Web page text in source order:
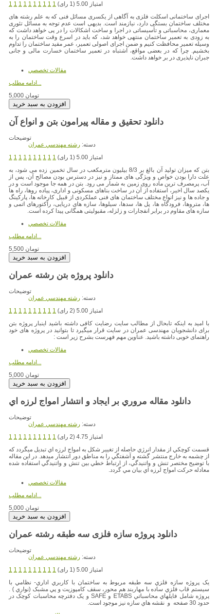
1 1 1 1 1 1 1 1 1 1
امتیاز 5.00 (1 رای)
اجرای ساختمانی اسکلت فلزی به آگاهی از یکسری مسائل فنی که به علم رشته های
مختلف ساختمان بستگی دارد، نیازمند است. بدیهی است عدم توجه به مسائل تئوری
معماری، محاسباتی و تأسیساتی در اجرا و ساخت اشکالات را در پی خواهد داشت که
به زودی به تعمیر ساختمان منتهی خواهد شد، که باید در اسرع وقت ساختمان را به
وسیله تعمیر محافظت کنیم و ضمن اجرای اصولی تعمیر، عمر مفید ساختمان را تداوم
بخشیم. چرا که در بعضی مواقع، اشتباه در تعمیر ساختمان خسارت مالی و جانی
جبران ناپذیری در بر خواهد داشت.
مقالات تخصصي
ادامه مطلب...
5,000 تومان
دانلود تحقیق و مقاله پیرامون بتن و انواع آن
توضیحات
دسته: رشته مهندسي عمران
1 1 1 1 1 1 1 1 1 1
امتیاز 5.00 (1 رای)
بتن که میزان تولید آن بالغ بر 8/3 بیلیون مترمکعب در سال تخمین زده می شود، به
علت دارا بودن خواص و ویژگی های ممتاز و نیز در دسترس بودن مصالح آن، پس از
آب، پرمصرف ترین ماده روی زمین به شمار می رود. بتن در همه جا موجود است و در
یکصد سال اخیر، استفاده از آن در ساخت بناهای مسکونی و اداری، پیاده روها، راه ها
و جاده ها و نیز انواع مختلف ساختمان های فنی عملکردی از قبیل کارخانه ها، پارکینگ
ها، متروها، فرودگاه ها، پل ها، سدها، سیلوها، سازه های دریایی، رآکتورهای اتمی و
سازه های مقاوم در برابر انفجارات و زلزله، مقبولیتی همگانی پیدا کرده است.
مقالات تخصصي
ادامه مطلب...
5,500 تومان
دانلود پروژه بتن رشته عمران
توضیحات
دسته: رشته مهندسي عمران
1 1 1 1 1 1 1 1 1 1
امتیاز 5.00 (2 رای)
با امید به اینکه تابحال از مطالب سایت رضایت کافی داشته باشید اینبار پروژه بتن
برای دانشجویان مهندسی عمران در سایت قرار میگیرد تا بتوانید در پروژه های خود
راهتمای خوبی داشته باشید. عناوین مهم فهرست بشرح زیر است :
مقالات تخصصي
ادامه مطلب...
5,000 تومان
دانلود مقاله مروري بر ايجاد و انتشار امواج لرزه اي
توضیحات
دسته: رشته مهندسي عمران
1 1 1 1 1 1 1 1 1 1
امتیاز 4.75 (2 رای)
قسمت كوچكي از مقدار انرژي حاصله از تغيير شكل به امواج لرزه اي تبديل ميگردد كه
از چشمه به خارج منتشر گشته و آشفتگي را به مناطق دور انتشار ميدهد. در اين مقاله
با توضيح مختصر تنش و واتنيدگي، از ارتباط خطي بين تنش و واتنيدگي استفاده شده
معادله حركت امواج لرزه اي بيان مي گردد.
مقالات تخصصي
ادامه مطلب...
5,000 تومان
دانلود پروژه سازه فلزی سه طبقه رشته عمران
توضیحات
دسته: رشته مهندسي عمران
1 1 1 1 1 1 1 1 1 1
امتیاز 5.00 (1 رای)
يک پروژه سازه فلزي سه طبقه مربوط به ساختمان با کاربري اداري- نظامي با
سيستم قاب فلزي ساده با مهاربند هم محور، سقف کامپوزيت و پي مشبک (نواري ) .
پروژه شامل فايلهاي محاسباتي ETABS و SAFE و يک دفترچه محاسبات کوچک در
حدود 30 صفحه و نقشه هاي سازه نيز موجود است.